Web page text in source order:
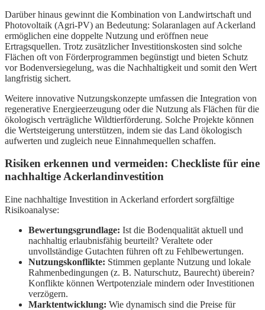
Darüber hinaus gewinnt die Kombination von Landwirtschaft und
Photovoltaik (Agri-PV) an Bedeutung: Solaranlagen auf Ackerland
ermöglichen eine doppelte Nutzung und eröffnen neue
Ertragsquellen. Trotz zusätzlicher Investitionskosten sind solche
Flächen oft von Förderprogrammen begünstigt und bieten Schutz
vor Bodenversiegelung, was die Nachhaltigkeit und somit den Wert
langfristig sichert.
Weitere innovative Nutzungskonzepte umfassen die Integration von
regenerative Energieerzeugung oder die Nutzung als Flächen für die
ökologisch verträgliche Wildtierförderung. Solche Projekte können
die Wertsteigerung unterstützen, indem sie das Land ökologisch
aufwerten und zugleich neue Einnahmequellen schaffen.
Risiken erkennen und vermeiden: Checkliste für eine
nachhaltige Ackerlandinvestition
Eine nachhaltige Investition in Ackerland erfordert sorgfältige
Risikoanalyse:
Bewertungsgrundlage: Ist die Bodenqualität aktuell und
nachhaltig erlaubnisfähig beurteilt? Veraltete oder
unvollständige Gutachten führen oft zu Fehlbewertungen.
Nutzungskonflikte: Stimmen geplante Nutzung und lokale
Rahmenbedingungen (z. B. Naturschutz, Baurecht) überein?
Konflikte können Wertpotenziale mindern oder Investitionen
verzögern.
Marktentwicklung: Wie dynamisch sind die Preise für